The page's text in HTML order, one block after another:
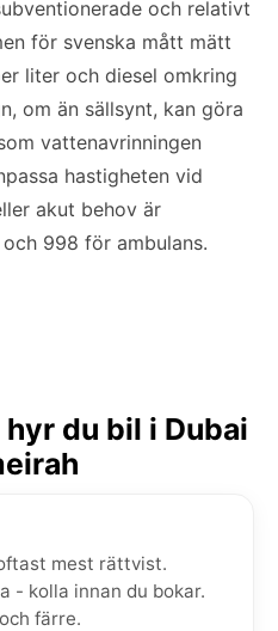
och relativt
för svenska mått mätt
liter och diesel omkring
om än sällsynt, kan göra
vattenavrinningen
hastigheten vid
akut behov är
998 för ambulans.
du bil i Dubai
mest rättvist.
- kolla innan du bokar.
färre.